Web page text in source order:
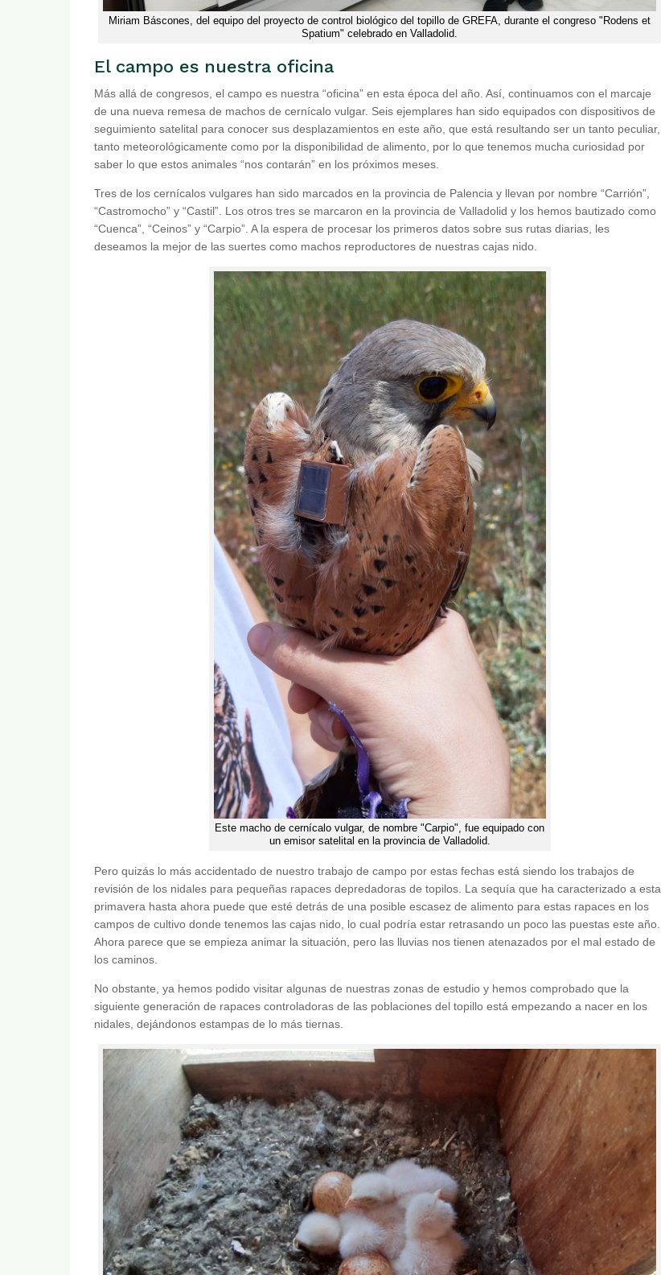
Miriam Báscones, del equipo del proyecto de control biológico del topillo de GREFA, durante el congreso "Rodens et
Spatium" celebrado en Valladolid.
El campo es nuestra oficina
Más allá de congresos, el campo es nuestra “oficina” en esta época del año. Así, continuamos con el marcaje
de una nueva remesa de machos de cernícalo vulgar. Seis ejemplares han sido equipados con dispositivos de
seguimiento satelital para conocer sus desplazamientos en este año, que está resultando ser un tanto peculiar,
tanto meteorológicamente como por la disponibilidad de alimento, por lo que tenemos mucha curiosidad por
saber lo que estos animales “nos contarán” en los próximos meses.
Tres de los cernícalos vulgares han sido marcados en la provincia de Palencia y llevan por nombre “Carrión”,
“Castromocho” y “Castil”. Los otros tres se marcaron en la provincia de Valladolid y los hemos bautizado como
“Cuenca”, “Ceinos” y “Carpio”. A la espera de procesar los primeros datos sobre sus rutas diarias, les
deseamos la mejor de las suertes como machos reproductores de nuestras cajas nido.
Este macho de cernícalo vulgar, de nombre "Carpio", fue equipado con
un emisor satelital en la provincia de Valladolid.
Pero quizás lo más accidentado de nuestro trabajo de campo por estas fechas está siendo los trabajos de
revisión de los nidales para pequeñas rapaces depredadoras de topilos. La sequía que ha caracterizado a esta
primavera hasta ahora puede que esté detrás de una posible escasez de alimento para estas rapaces en los
campos de cultivo donde tenemos las cajas nido, lo cual podría estar retrasando un poco las puestas este año.
Ahora parece que se empieza animar la situación, pero las lluvias nos tienen atenazados por el mal estado de
los caminos.
No obstante, ya hemos podido visitar algunas de nuestras zonas de estudio y hemos comprobado que la
siguiente generación de rapaces controladoras de las poblaciones del topillo está empezando a nacer en los
nidales, dejándonos estampas de lo más tiernas.